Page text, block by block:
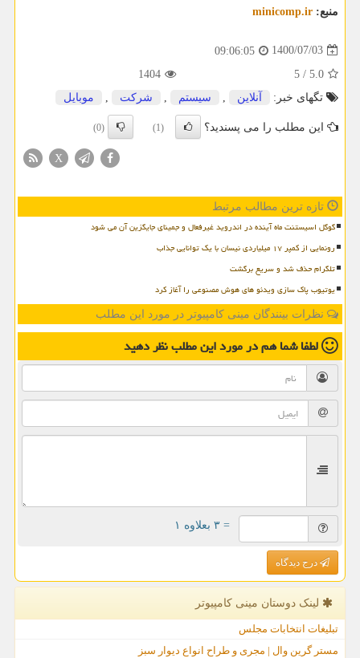
منبع: minicomp.ir
1400/07/03
09:06:05
5.0
/
5
1404
تگهای خبر:
آنلاین , سیستم , شركت , موبایل
این مطلب را می پسندید؟ (1)
(0)
X
تازه ترین مطالب مرتبط
گوگل اسیستنت ماه آینده در اندروید غیرفعال و جمینای جایگزین آن می شود
رونمایی از کمپر ۱۷ میلیاردی نیسان با یک توانایی جذاب
تلگرام حذف شد و سریع برگشت
یوتیوب پاک سازی ویدئو های هوش مصنوعی را آغاز کرد
نظرات بینندگان مینی کامپیوتر در مورد این مطلب
لطفا شما همدر مورد این مطلبنظر دهید
= ۳ بعلاوه ۱
درج دیدگاه
لینک دوستان مینی كامپیوتر
تبلیغات انتخابات مجلس
مستر گرین وال | مجری و طراح انواع دیوار سبز